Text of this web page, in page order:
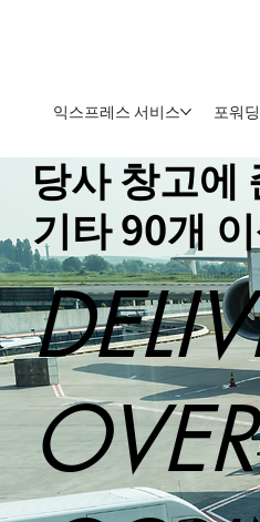
익스프레스 서비스 포워
당사 창고에
기타 90개